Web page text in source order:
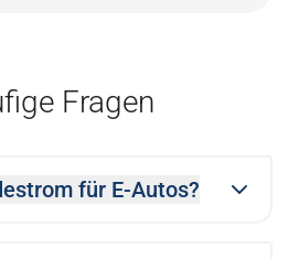
Fragen
für E-Autos?